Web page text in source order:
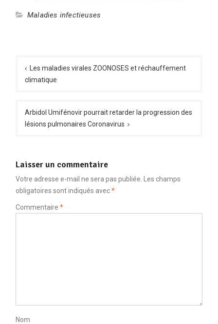
Maladies infectieuses
de
l’article
Les maladies virales ZOONOSES et réchauffement
climatique
Arbidol Umifénovir pourrait retarder la progression des
lésions pulmonaires Coronavirus
Laisser un commentaire
Votre adresse e-mail ne sera pas publiée.
Les champs
obligatoires sont indiqués avec*
Commentaire *
Nom